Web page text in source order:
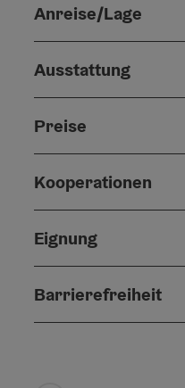
Anreise/Lage
Ausstattung
Preise
Kooperationen
Eignung
Barrierefreiheit